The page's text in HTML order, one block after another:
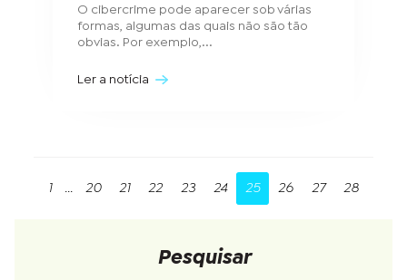
O cibercrime pode aparecer sob várias
formas, algumas das quais não são tão
obvias. Por exemplo,...
Ler a notícia
1 20 21 22 23 24 25 26 27 28
Pesquisar